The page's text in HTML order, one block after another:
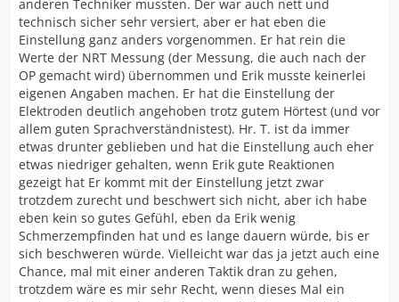
anderen Techniker mussten. Der war auch nett und
technisch sicher sehr versiert, aber er hat eben die
Einstellung ganz anders vorgenommen. Er hat rein die
Werte der NRT Messung (der Messung, die auch nach der
OP gemacht wird) übernommen und Erik musste keinerlei
eigenen Angaben machen. Er hat die Einstellung der
Elektroden deutlich angehoben trotz gutem Hörtest (und vor
allem guten Sprachverständnistest). Hr. T. ist da immer
etwas drunter geblieben und hat die Einstellung auch eher
etwas niedriger gehalten, wenn Erik gute Reaktionen
gezeigt hat Er kommt mit der Einstellung jetzt zwar
trotzdem zurecht und beschwert sich nicht, aber ich habe
eben kein so gutes Gefühl, eben da Erik wenig
Schmerzempfinden hat und es lange dauern würde, bis er
sich beschweren würde. Vielleicht war das ja jetzt auch eine
Chance, mal mit einer anderen Taktik dran zu gehen,
trotzdem wäre es mir sehr Recht, wenn dieses Mal ein